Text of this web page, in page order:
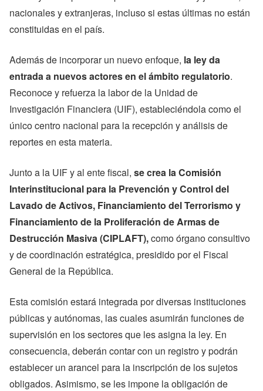
nacionales y extranjeras, incluso si estas últimas no están
constituidas en el país.
Además de incorporar un nuevo enfoque, la ley da
entrada a nuevos actores en el ámbito regulatorio.
Reconoce y refuerza la labor de la Unidad de
Investigación Financiera (UIF), estableciéndola como el
único centro nacional para la recepción y análisis de
reportes en esta materia.
Junto a la UIF y al ente fiscal, se crea la Comisión
Interinstitucional para la Prevención y Control del
Lavado de Activos, Financiamiento del Terrorismo y
Financiamiento de la Proliferación de Armas de
Destrucción Masiva (CIPLAFT),como órgano consultivo
y de coordinación estratégica, presidido por el Fiscal
General de la República.
Esta comisión estará integrada por diversas instituciones
públicas y autónomas, las cuales asumirán funciones de
supervisión en los sectores que les asigna la ley. En
consecuencia, deberán contar con un registro y podrán
establecer un arancel para la inscripción de los sujetos
obligados. Asimismo, se les impone la obligación de